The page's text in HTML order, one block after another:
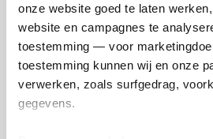
onze website goed te laten
website en campagnes te
toestemming — voor
toestemming kunnen wij en onze
verwerken, zoals surfgedrag,
gegevens.